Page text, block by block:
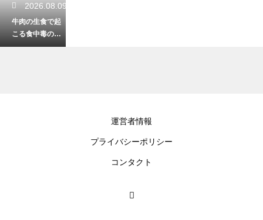
2026.08.09
牛肉の生食で起
こる食中毒の危
険性！安全に楽
運営者情報
プライバシーポリシー
コンタクト